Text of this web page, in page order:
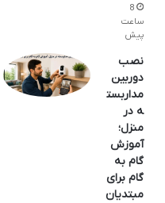
8
ساعت
پیش
نصب
دوربین
مداربست
ه در
منزل؛
آموزش
گام به
گام برای
مبتدیان